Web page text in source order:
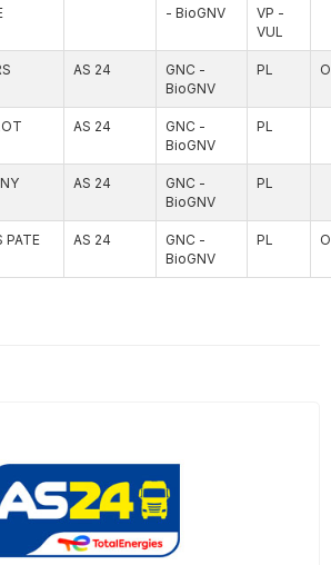
- BioGNV
VP -
VUL
AS 24
GNC -
BioGNV
PL
AS 24
GNC -
BioGNV
PL
AS 24
GNC -
BioGNV
PL
PATE AS 24
GNC -
BioGNV
PL